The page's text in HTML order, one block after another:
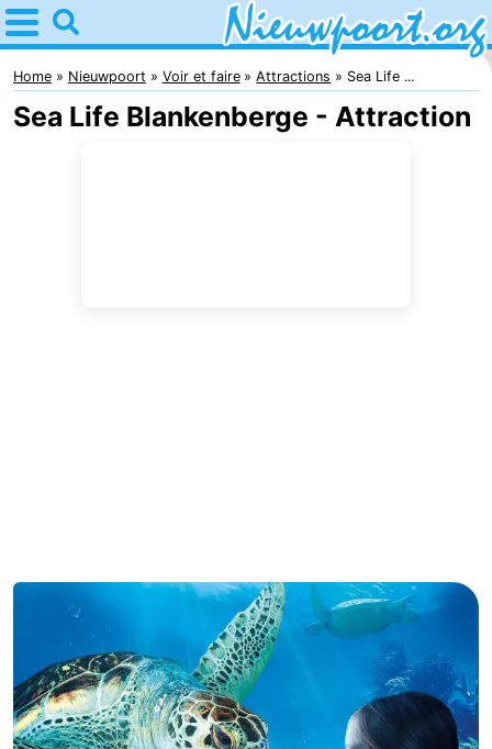
Home
Nieuwpoort
Astuces
Nieuwpoort
Oostduinkerke
aan
Westende
Hôtels
Home Nieuwpoort Voir et faire Attractions Sea Life ...
Sea Life Blankenberge - Attraction